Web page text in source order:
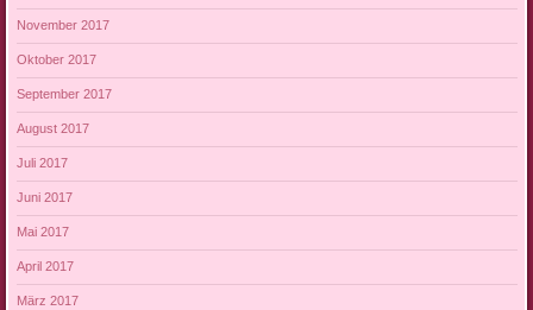
November 2017
Oktober 2017
September 2017
August 2017
Juli 2017
Juni 2017
Mai 2017
April 2017
März 2017